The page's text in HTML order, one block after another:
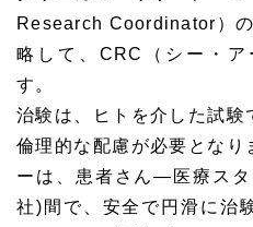
Research Coordinator）の
略して、CRC（シー・ア
す。
治験は、ヒトを介した試
倫理的な配慮が必要となり
ーは、患者さん―医療ス
社)間で、安全で円滑に治